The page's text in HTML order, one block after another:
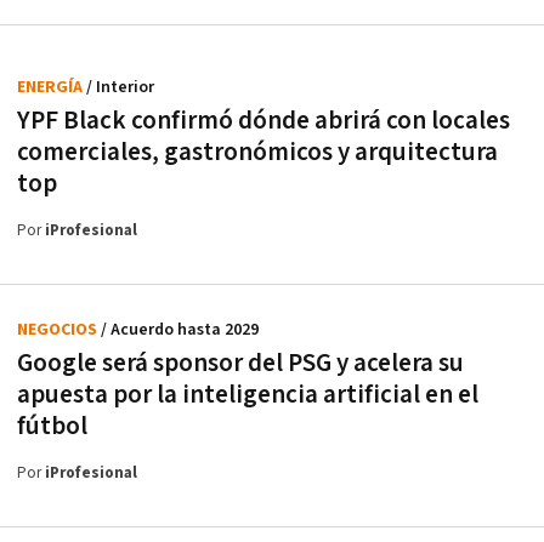
YPF Black confirmó dónde abrirá con locales
comerciales, gastronómicos y arquitectura
top
ENERGÍA/ Interior
PoriProfesional
Google será sponsor del PSG y acelera su
apuesta por la inteligencia artificial en el
fútbol
NEGOCIOS / Acuerdo hasta 2029
PoriProfesional